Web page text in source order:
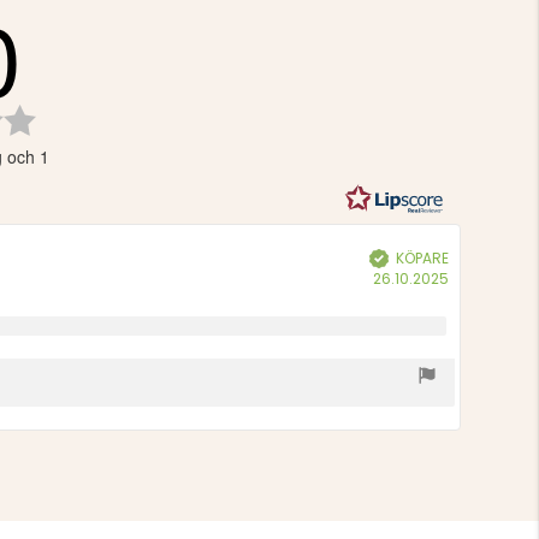
Betyg:
utav
och 1
Bekräftad
KÖPARE
26.10.2025